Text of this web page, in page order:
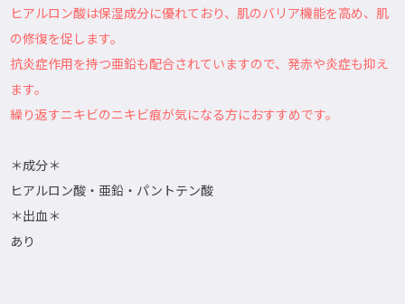
ヒアルロン酸は保湿成分に優れており、肌のバリア機能を高め、肌
の修復を促します。
抗炎症作用を持つ亜鉛も配合されていますので、発赤や炎症も抑え
ます。
繰り返すニキビのニキビ痕が気になる方におすすめです。
＊成分＊
ヒアルロン酸・亜鉛・パントテン酸
＊出血＊
あり